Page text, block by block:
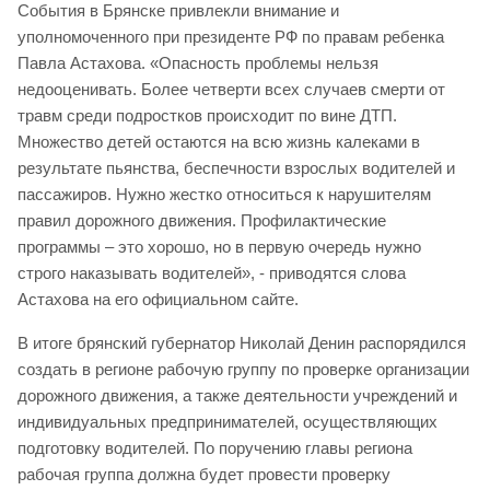
События в Брянске привлекли внимание и
уполномоченного при президенте РФ по правам ребенка
Павла Астахова. «Опасность проблемы нельзя
недооценивать. Более четверти всех случаев смерти от
травм среди подростков происходит по вине ДТП.
Множество детей остаются на всю жизнь калеками в
результате пьянства, беспечности взрослых водителей и
пассажиров. Нужно жестко относиться к нарушителям
правил дорожного движения. Профилактические
программы – это хорошо, но в первую очередь нужно
строго наказывать водителей», - приводятся слова
Астахова на его официальном сайте.
В итоге брянский губернатор Николай Денин распорядился
создать в регионе рабочую группу по проверке организации
дорожного движения, а также деятельности учреждений и
индивидуальных предпринимателей, осуществляющих
подготовку водителей. По поручению главы региона
рабочая группа должна будет провести проверку